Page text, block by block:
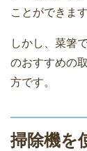
ことができます
しかし、菜箸
のおすすめの
方です。
掃除機を